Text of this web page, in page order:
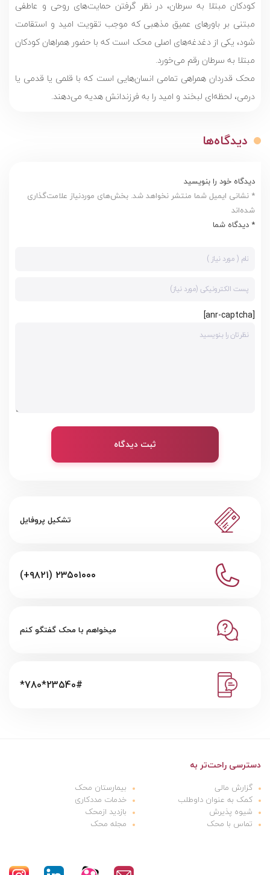
کودکان مبتلا به سرطان‏، در نظر گرفتن حمایت‌های روحی و عاطفی
مبتنی بر باورهای عمیق مذهبی که موجب تقویت امید و استقامت
شود‏، یکی از دغدغه‌های اصلی محک است که با حضور همراهان کودکان
مبتلا به سرطان رقم می‌خورد.
محک قدردان همراهی تمامی انسان‌هایی است که با قلمی یا قدمی یا
درمی، لحظه‌ای لبخند و امید را به فرزندانش هدیه می‌دهند.
دیدگاه‌ها
دیدگاه خود را بنویسید
* نشانی ایمیل شما منتشر نخواهد شد. بخش‌های موردنیاز علامت‌گذاری
شده‌اند
* دیدگاه شما
[anr-captcha]
ثبت دیدگاه
تشکیل پروفایل
(+۹۸۲۱) ۲۳۵۰۱۰۰۰
میخواهم با محک گفتگو کنم
*780*23540#
دسترسی راحت‌تر به
گزارش مالی
بیمارستان محک
کمک به عنوان داوطلب
خدمات مددکاری
شیوه پذیرش
بازدید ازمحک
تماس با محک
مجله محک